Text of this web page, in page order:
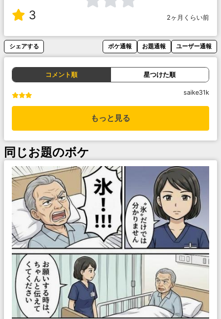
3 2ヶ月くらい前
シェアする ボケ通報 お題通報 ユーザー通報
コメント順 星つけた順
saike31k
もっと見る
同じお題のボケ